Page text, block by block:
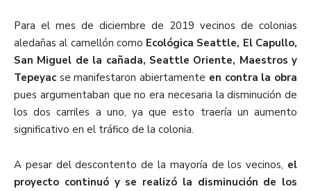
Para el mes de diciembre de 2019 vecinos de colonias
aledañas al camellón como Ecológica Seattle, El Capullo,
San Miguel de la cañada, Seattle Oriente, Maestros y
Tepeyac se manifestaron abiertamente en contra la obra
pues argumentaban que no era necesaria la disminución de
los dos carriles a uno, ya que esto traería un aumento
significativo en el tráfico de la colonia.
A pesar del descontento de la mayoría de los vecinos, el
proyecto continuó y se realizó la disminución de los